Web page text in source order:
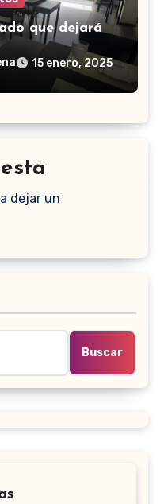
que dejará
15 enero, 2025
dejar un
Buscar